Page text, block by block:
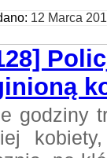
12 Marca
godziny